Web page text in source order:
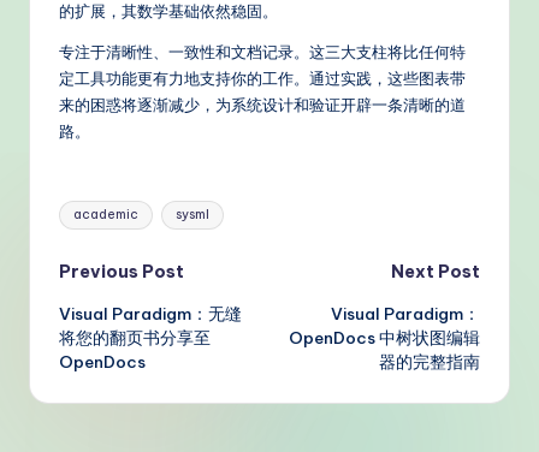
的扩展，其数学基础依然稳固。
专注于清晰性、一致性和文档记录。这三大支柱将比任何特
定工具功能更有力地支持你的工作。通过实践，这些图表带
来的困惑将逐渐减少，为系统设计和验证开辟一条清晰的道
路。
Tags:
academic sysml
Post
navigation
Previous Post
Visual Paradigm：无缝
将您的翻页书分享至
OpenDocs
Next Post
Visual Paradigm：
OpenDocs 中树状图编辑
器的完整指南